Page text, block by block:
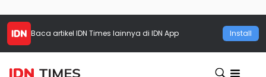
Baca artikel IDN Times lainnya di IDN App Install